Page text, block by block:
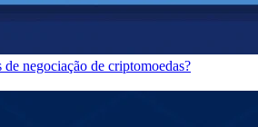
negociação de criptomoedas?